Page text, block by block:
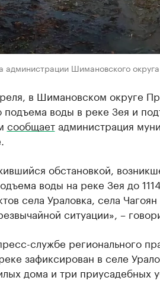
Шимановского округа
в Шимановском округе
подъема воды в реке Зея и
сообщаетадминистрация
обстановкой,
воды на реке Зея до
села Ураловка, села
ситуации», –
службе регионального
зафиксирован в селе
дома и три приусадебных